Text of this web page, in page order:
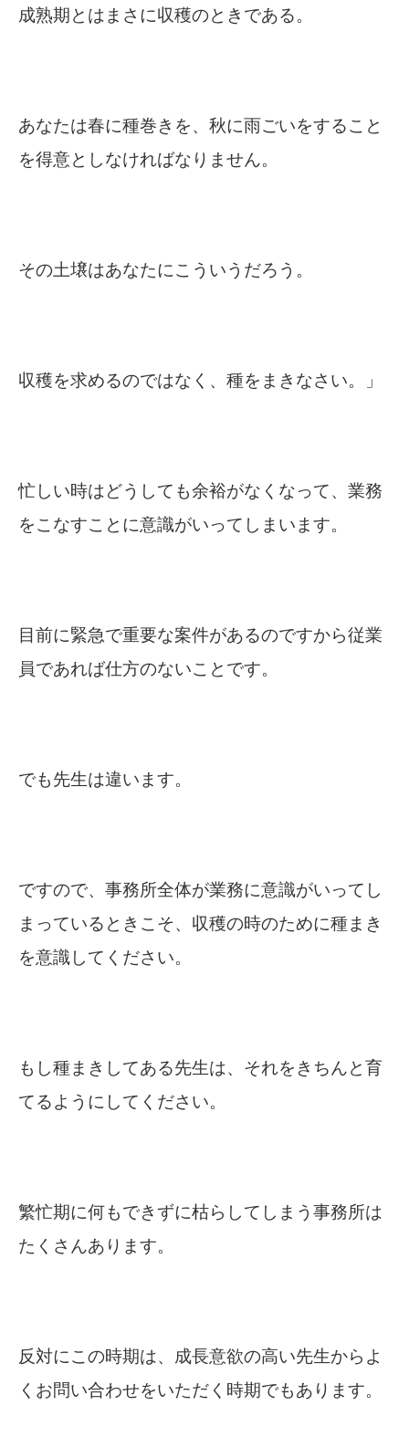
成熟期とはまさに収穫のときである。
あなたは春に種巻きを、秋に雨ごいをすること
を得意としなければなりません。
その土壌はあなたにこういうだろう。
収穫を求めるのではなく、種をまきなさい。」
忙しい時はどうしても余裕がなくなって、業務
をこなすことに意識がいってしまいます。
目前に緊急で重要な案件があるのですから従業
員であれば仕方のないことです。
でも先生は違います。
ですので、事務所全体が業務に意識がいってし
まっているときこそ、収穫の時のために種まき
を意識してください。
もし種まきしてある先生は、それをきちんと育
てるようにしてください。
繁忙期に何もできずに枯らしてしまう事務所は
たくさんあります。
反対にこの時期は、成長意欲の高い先生からよ
くお問い合わせをいただく時期でもあります。